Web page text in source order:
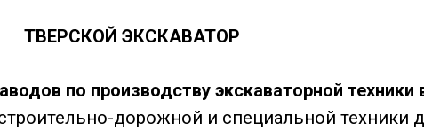
ТВЕРСКОЙ ЭКСКАВАТОР
по производству экскаваторной техники
дорожной и специальной техники